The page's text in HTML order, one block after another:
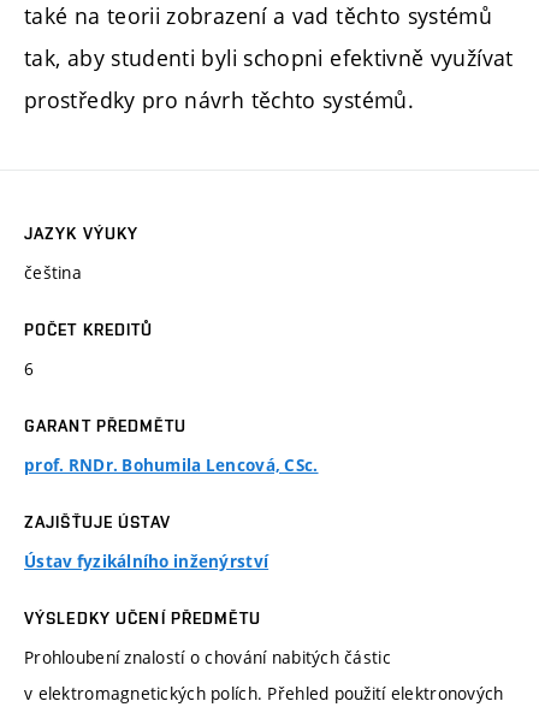
také na teorii zobrazení a vad těchto systémů
tak, aby studenti byli schopni efektivně využívat
prostředky pro návrh těchto systémů.
JAZYK VÝUKY
čeština
POČET KREDITŮ
6
GARANT PŘEDMĚTU
prof. RNDr. Bohumila Lencová, CSc.
ZAJIŠŤUJE ÚSTAV
Ústav fyzikálního inženýrství
VÝSLEDKY UČENÍ PŘEDMĚTU
Prohloubení znalostí o chování nabitých částic
v elektromagnetických polích. Přehled použití elektronových